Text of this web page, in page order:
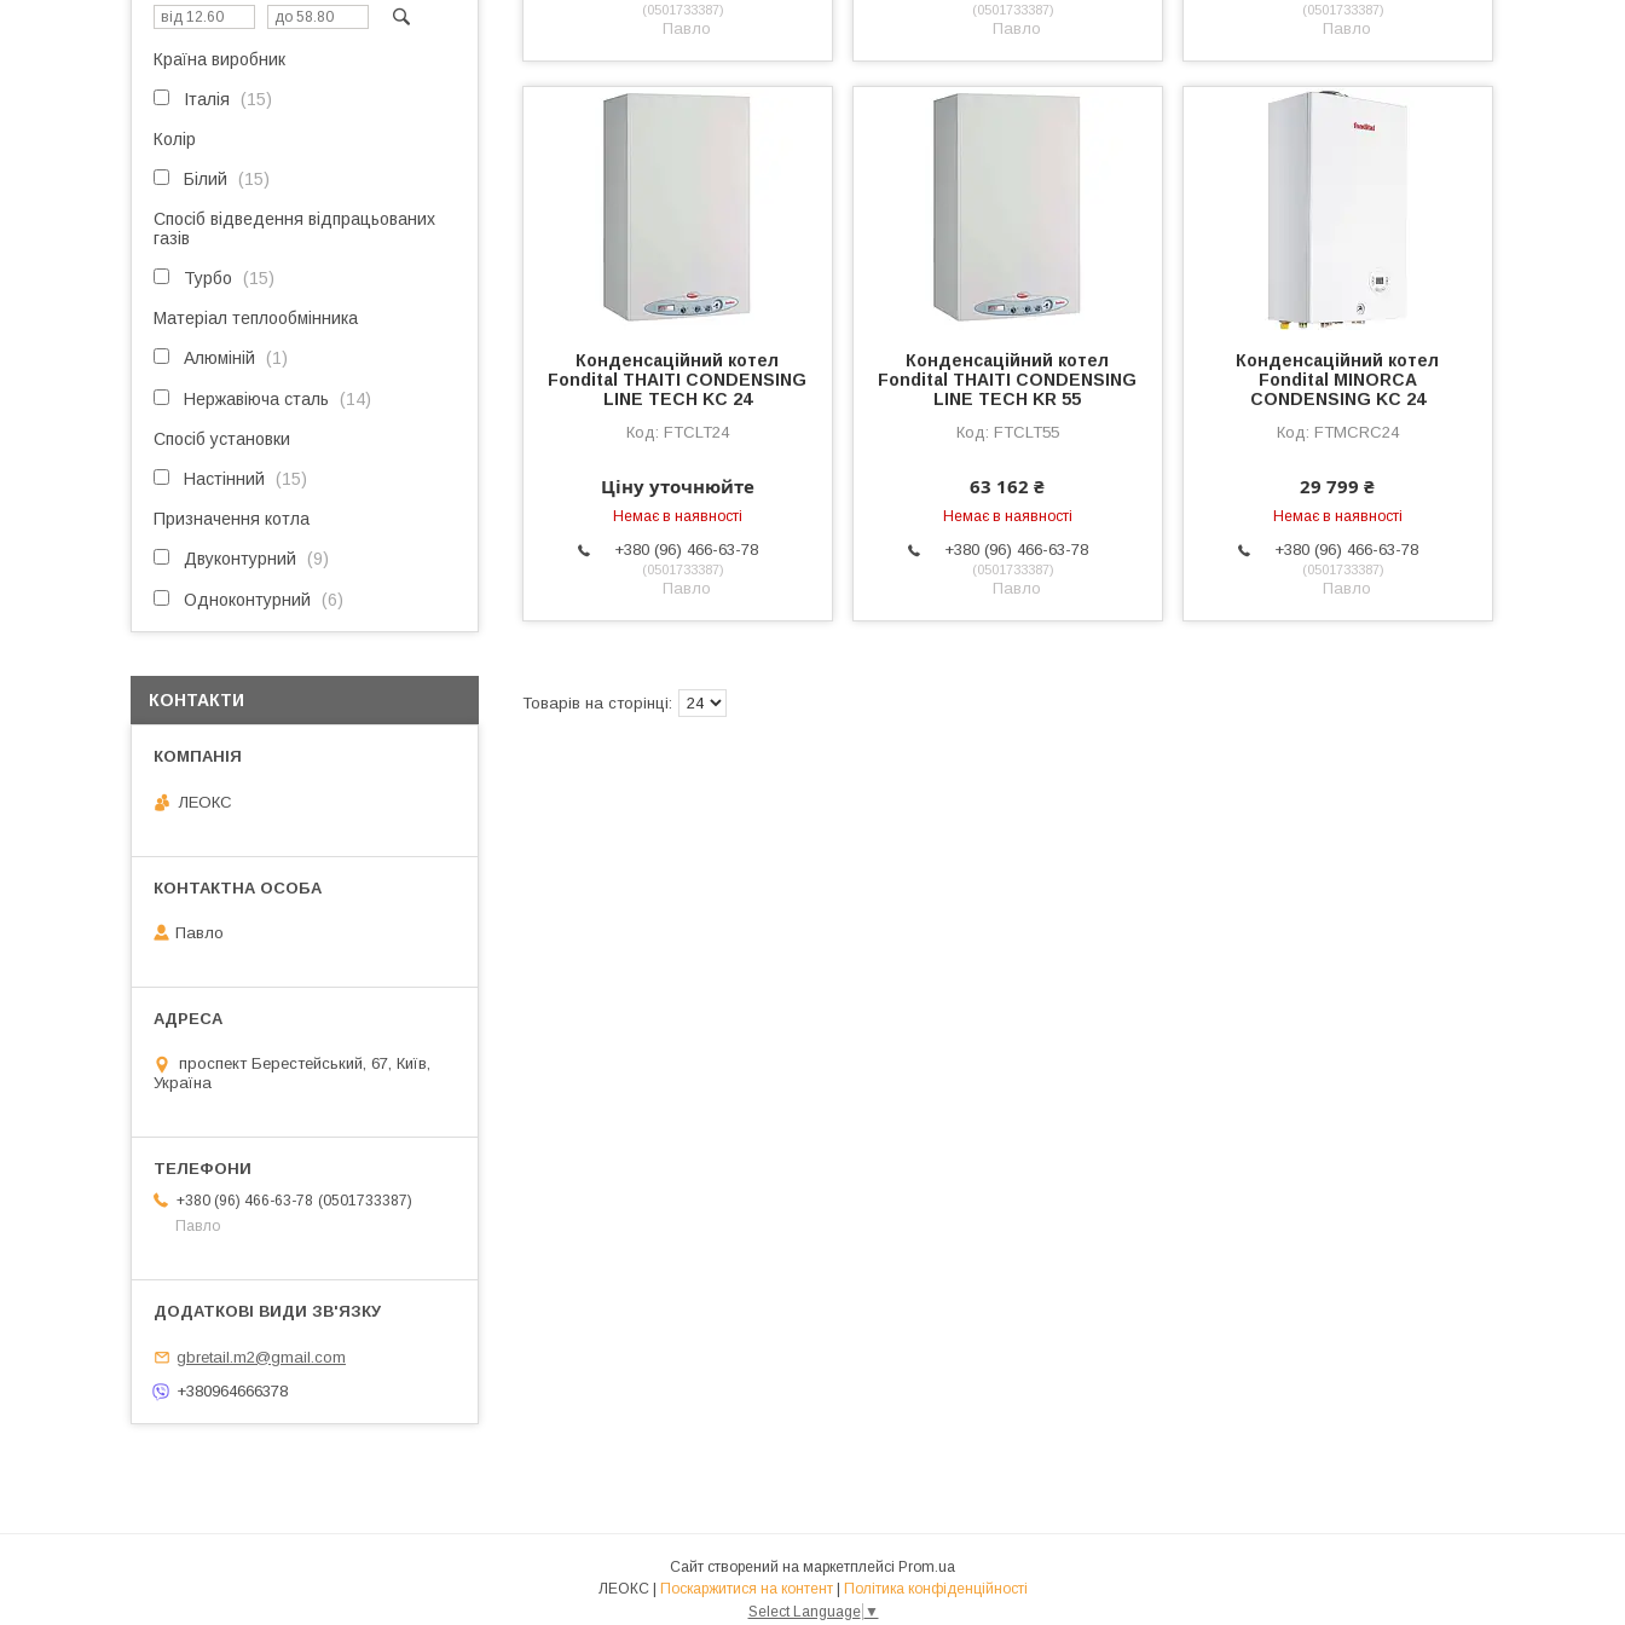
0501733387
Павло
0501733387
Павло
0501733387
Павло
Конденсаційний котел
Fondital THAITI CONDENSING
LINE TECH KC 24
FTCLT24
Ціну уточнюйте
Немає в наявності
+380 (96) 466-63-78
0501733387
Павло
Конденсаційний котел
Fondital THAITI CONDENSING
LINE TECH KR 55
FTCLT55
63 162 ₴
Немає в наявності
+380 (96) 466-63-78
0501733387
Павло
Конденсаційний котел
Fondital MINORCA
CONDENSING KC 24
FTMCRC24
29 799 ₴
Немає в наявності
+380 (96) 466-63-78
0501733387
Павло
Країна виробник
Італія 15
Колір
Білий 15
Спосіб відведення відпрацьованих
газів
Турбо 15
Матеріал теплообмінника
Алюміній 1
Нержавіюча сталь 14
Спосіб установки
Настінний 15
Призначення котла
Двуконтурний 9
Одноконтурний 6
КОНТАКТИ
ЛЕОКС
Павло
проспект Берестейський, 67, Київ,
Україна
+380 (96) 466-63-78
0501733387
Павло
gbretail.m2@gmail.com
+380964666378
Сайт створений на маркетплейсі Prom.ua
Поскаржитися на контент
Політика конфіденційності
Select Language ▼